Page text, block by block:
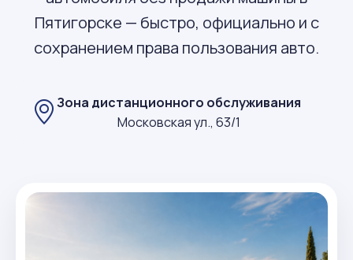
Пятигорске — быстро, официально и с
сохранением права пользования авто.
Зона дистанционного обслуживания
Московская ул., 63/1